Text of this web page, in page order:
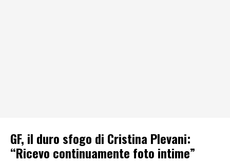
GF, il duro sfogo di Cristina Plevani:
“Ricevo continuamente foto intime”